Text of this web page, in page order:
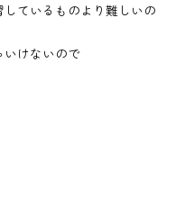
ているものより難しいの
けないので